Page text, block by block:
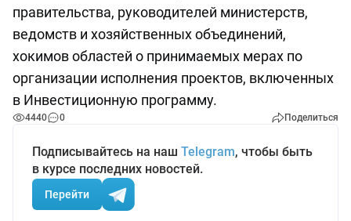
правительства, руководителей министерств,
ведомств и хозяйственных объединений,
хокимов областей о принимаемых мерах по
организации исполнения проектов, включенных
в Инвестиционную программу.
4440 0 Поделиться
Подписывайтесь на наш Telegram, чтобы быть
в курсе последних новостей.
Перейти